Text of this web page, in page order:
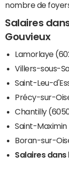
nombre de
Salaires
Gouvieux
Lamorlaye
Villers-sous-
Saint-Leu-
Précy-sur-
Chantilly
Saint-
Boran-sur-
Salaires dans